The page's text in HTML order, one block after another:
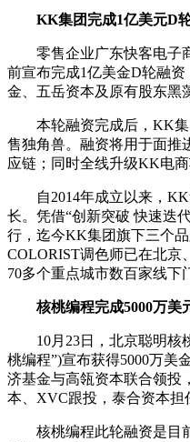
KK集团完成1亿美元D
零售企业广东快客电子
前宣布完成1亿美金D轮融
金、五岳资本及原有股东黑
本轮融资完成后，KK集
售独角兽。融资将用于面推
应链；同时全线升级KK电商
自2014年成立以来，KK
长。凭借“创新突破 快速迭
行，迄今KK集团旗下三个
COLORIST调色师已在北京
70多个重点城市数百家线下
核桃编程完成5000万美
10月23日，北京聪明核
桃编程”)宣布获得5000万美
济基金与高瓴资本联合领投
本、XVC跟投，泰合资本担
核桃编程此轮融资是目